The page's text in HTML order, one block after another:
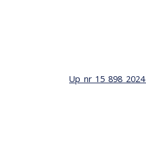
Up_nr_15_898_2024_